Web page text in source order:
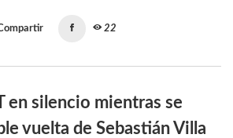
22
en silencio mientras se
vuelta de Sebastián Villa